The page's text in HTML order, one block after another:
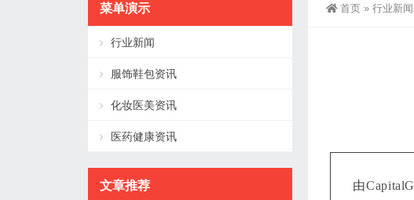
首页 » 行业新闻
由CapitalG
菜单演示
行业新闻
服饰鞋包资讯
化妆医美资讯
医药健康资讯
文章推荐